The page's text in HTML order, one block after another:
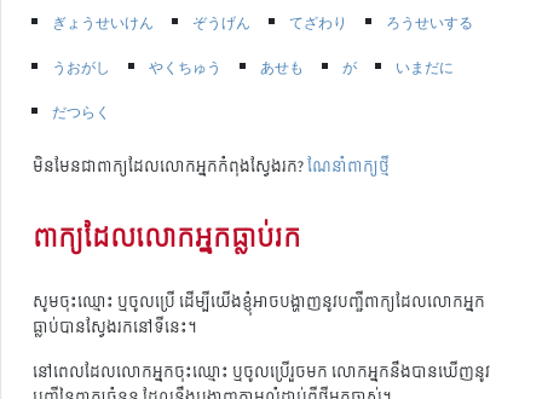
ぎょうせいけん ぞうげん てざわり
ろうせいする
うおがし
やくちゅう あせも が
いまだに
だつらく
មិនមែនជាពាក្យដែលលោកអ្នកកំពុងស្វែងរក?ណែនាំពាក្យថ្មី
ពាក្យដែលលោកអ្នកធ្លាប់រក
សូមចុះឈ្មោះ ឬចូលប្រើ ដើម្បីយើងខ្ញុំអាចបង្ហាញនូវបញ្ជីពាក្យដែលលោកអ្នក
ធ្លាប់បានស្វែងរកនៅទីនេះ។
នៅពេលដែលលោកអ្នកចុះឈ្មោះ ឬចូលប្រើរួចមក លោកអ្នកនឹងបានឃើញនូវ